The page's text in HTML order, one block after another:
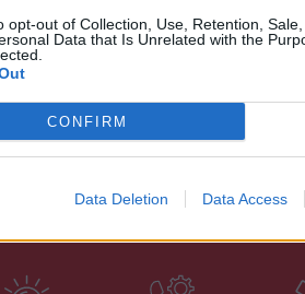
opt-out of Collection, Use, Retention,
Data that Is Unrelated with the
CONFIRM
Data Deletion Data Access
αφού η ζωή και ο τόπος τους